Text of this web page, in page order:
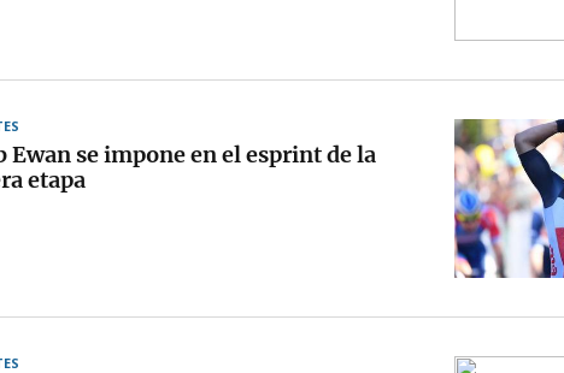
Ewan se impone en el esprint de la
etapa